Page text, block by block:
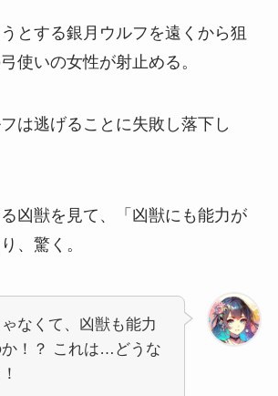
とする銀月ウルフを遠くから狙
使いの女性が射止める。
は逃げることに失敗し落下し
凶獣を見て、「凶獣にも能力が
、驚く。
なくて、凶獣も能力
！？ これは…どうな